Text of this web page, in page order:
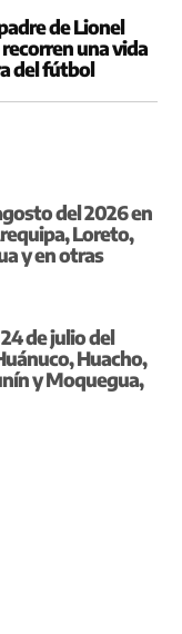
de Lionel
una vida
del fútbol
del 2026 en
Loreto,
y en otras
de julio del
Huacho,
y Moquegua,